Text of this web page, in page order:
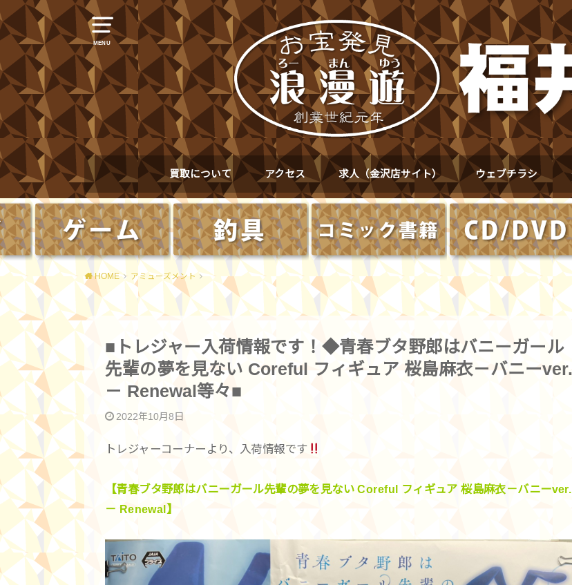
MENU
買取について アクセス 求人（金沢店サイト） ウェブチラシ
HOME アミューズメント
■トレジャー入荷情報です！◆青春ブタ野郎はバニーガール
先輩の夢を見ない Coreful フィギュア 桜島麻衣－バニーver.
－ Renewal等々■
2022年10月8日
トレジャーコーナーより、入荷情報です
【青春ブタ野郎はバニーガール先輩の夢を見ない Coreful フィギュア 桜島麻衣－バニーver.
－ Renewal】